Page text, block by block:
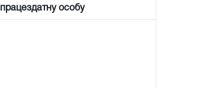
працездатну особу